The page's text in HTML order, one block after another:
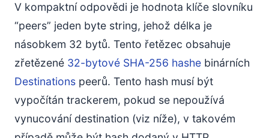
V kompaktní odpovědi je hodnota klíče slovníku
“peers” jeden byte string, jehož délka je
násobkem 32 bytů. Tento řetězec obsahuje
zřetězené 32-bytové SHA-256 hashe binárních
Destinations peerů. Tento hash musí být
vypočítán trackerem, pokud se nepoužívá
vynucování destination (viz níže), v takovém